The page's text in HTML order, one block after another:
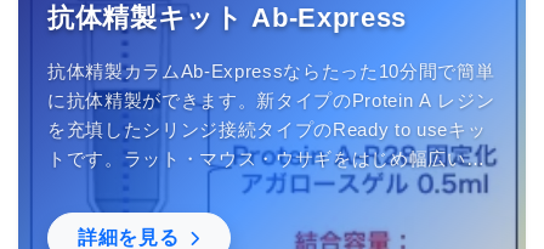
抗体精製キット Ab-Express
抗体精製カラムAb-Expressならたった10分間で簡単
に抗体精製ができます。新タイプのProtein A レジン
を充填したシリンジ接続タイプのReady to useキッ
トです。ラット・マウス・ウサギをはじめ幅広い生
物種の抗体精製にご利用いただけます。中性域で結
合するので抗体の失活を防ぎます。
詳細を見る